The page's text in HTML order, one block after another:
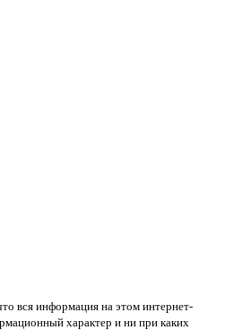
вся информация на этом интернет-
характер и ни при каких